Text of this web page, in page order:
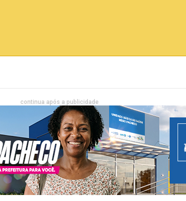
continua após a publicidade